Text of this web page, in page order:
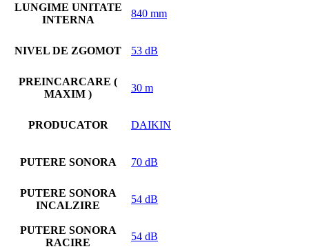
LUNGIME UNITATE
INTERNA
840 mm
NIVEL DE ZGOMOT 53 dB
PREINCARCARE (
MAXIM )
30 m
PRODUCATOR DAIKIN
PUTERE SONORA 70 dB
PUTERE SONORA
INCALZIRE
54 dB
PUTERE SONORA
RACIRE
54 dB